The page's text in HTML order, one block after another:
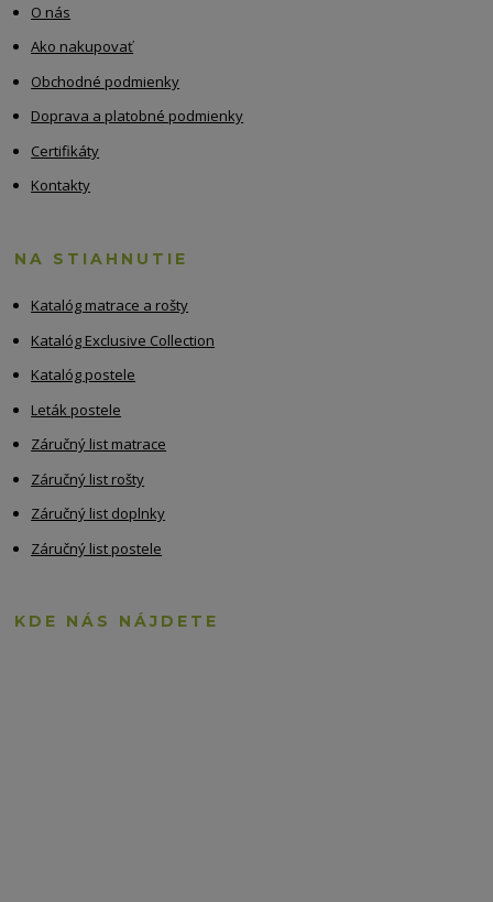
O nás
Ako nakupovať
Obchodné podmienky
Doprava a platobné podmienky
Certifikáty
Kontakty
NA STIAHNUTIE
Katalóg matrace a rošty
Katalóg Exclusive Collection
Katalóg postele
Leták postele
Záručný list matrace
Záručný list rošty
Záručný list doplnky
Záručný list postele
KDE NÁS NÁJDETE